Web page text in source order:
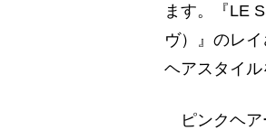
ます。『LE
ヴ）』のレ
ヘアスタイル
ピンクヘア